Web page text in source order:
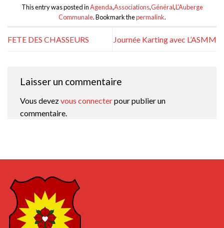
This entry was posted inAgenda,Associations,Général,L'Auberge
Communale. Bookmark thepermalink.
FETE DES CHASSEURS Journée Karting avec L’ASMM
Laisser un commentaire
Vous devezvous connecterpour publier un
commentaire.